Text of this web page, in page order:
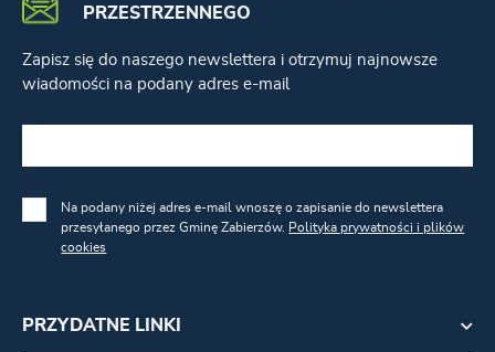
PRZYDATNE LINKI
PRZESTRZENNEGO
Zapisz się do naszego newslettera i otrzymuj najnowsze
wiadomości na podany adres e-mail
Na podany niżej adres e-mail wnoszę o zapisanie do newslettera
przesyłanego przez Gminę Zabierzów. Polityka prywatności i plików
cookies